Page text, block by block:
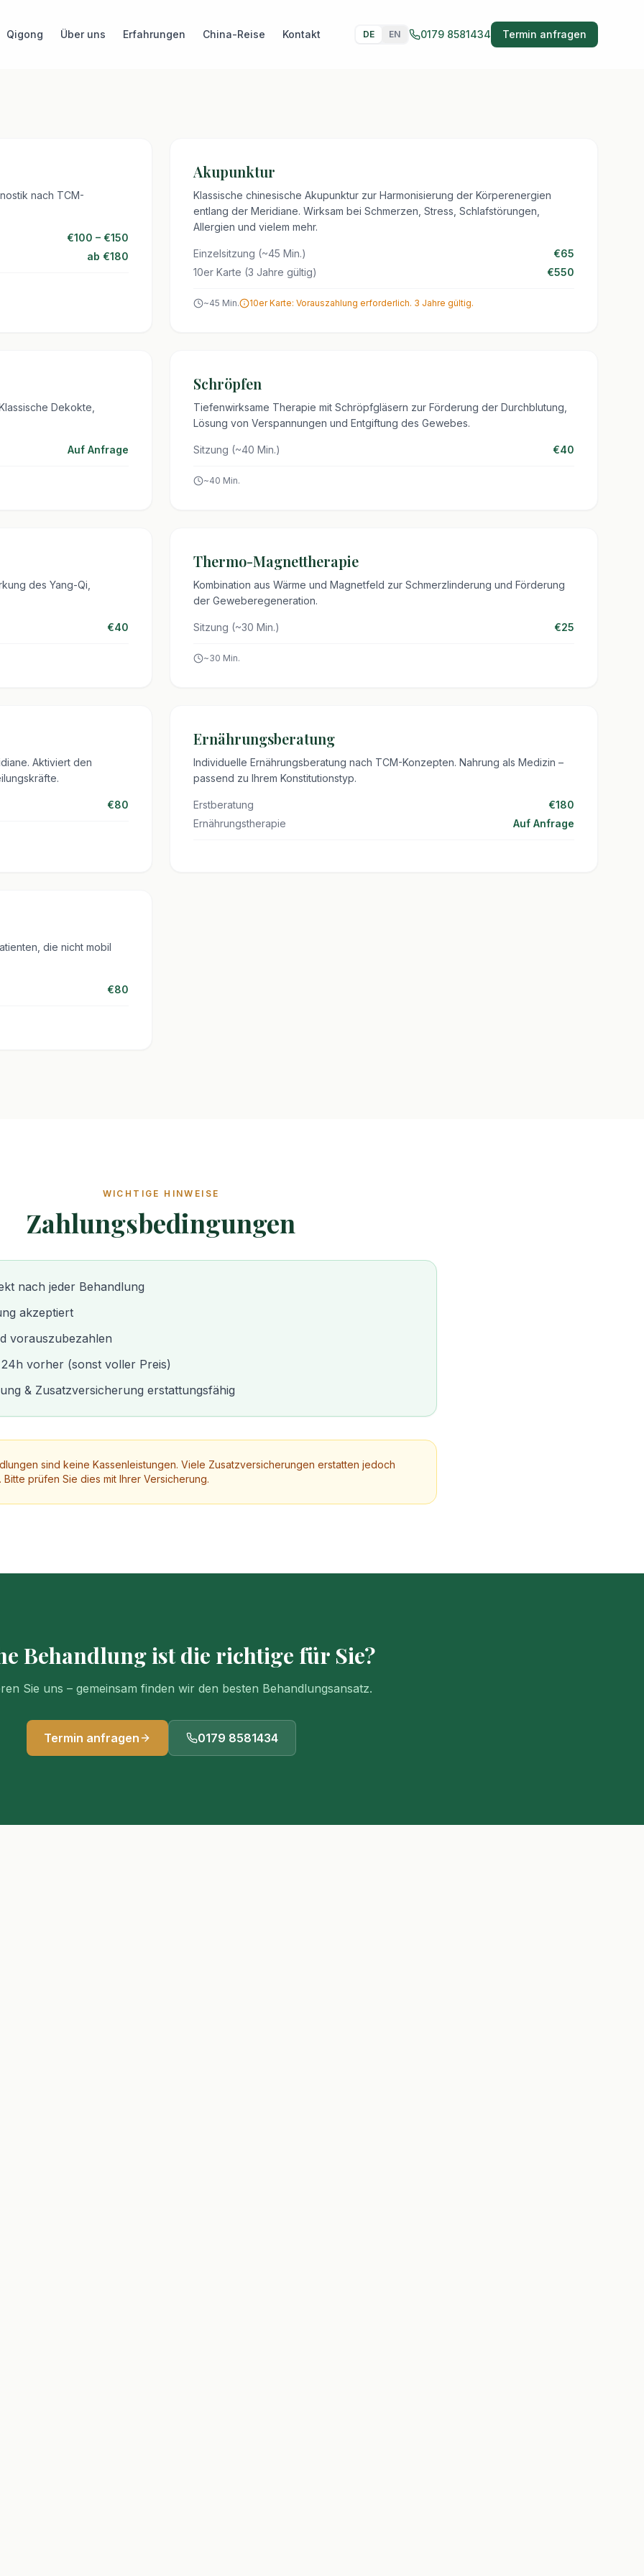
Qigong Über uns Erfahrungen China-Reise Kontakt DE EN 0179 8581434 Termin anfragen
nach TCM-
€100 – €150
ab €180
Akupunktur
Klassische chinesische Akupunktur zur Harmonisierung der Körperenergien
entlang der Meridiane. Wirksam bei Schmerzen, Stress, Schlafstörungen,
Allergien und vielem mehr.
Einzelsitzung (~45 Min.)
€65
10er Karte (3 Jahre gültig)
€550
~45 Min. 10er Karte: Vorauszahlung erforderlich. 3 Jahre gültig.
Dekokte,
Auf Anfrage
Schröpfen
Tiefenwirksame Therapie mit Schröpfgläsern zur Förderung der Durchblutung,
Lösung von Verspannungen und Entgiftung des Gewebes.
Sitzung (~40 Min.) €40
~40 Min.
des Yang-Qi,
€40
Thermo-Magnettherapie
Kombination aus Wärme und Magnetfeld zur Schmerzlinderung und Förderung
der Geweberegeneration.
Sitzung (~30 Min.) €25
~30 Min.
Aktiviert den
€80
Ernährungsberatung
Individuelle Ernährungsberatung nach TCM-Konzepten. Nahrung als Medizin –
passend zu Ihrem Konstitutionstyp.
Erstberatung
€180
Ernährungstherapie
Auf Anfrage
die nicht mobil
€80
WICHTIGE HINWEISE
Zahlungsbedingungen
nach jeder Behandlung
akzeptiert
vorauszubezahlen
vorher (sonst voller Preis)
& Zusatzversicherung erstattungsfähig
sind keine Kassenleistungen. Viele Zusatzversicherungen erstatten jedoch
prüfen Sie dies mit Ihrer Versicherung.
Behandlung ist die richtige für Sie?
Sie uns – gemeinsam finden wir den besten Behandlungsansatz.
Termin anfragen 0179 8581434